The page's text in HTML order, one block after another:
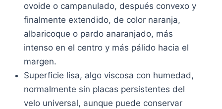
ovoide o campanulado, después convexo y
finalmente extendido, de color naranja,
albaricoque o pardo anaranjado, más
intenso en el centro y más pálido hacia el
margen.
Superficie lisa, algo viscosa con humedad,
normalmente sin placas persistentes del
velo universal, aunque puede conservar